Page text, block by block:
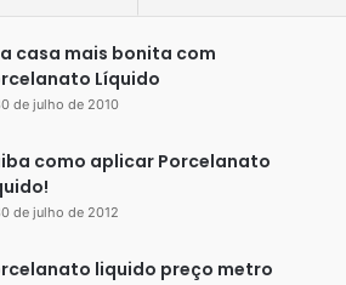
quarto bege –
final
casa mais bonita com
Líquido
de julho de 2010
como aplicar Porcelanato
de julho de 2012
liquido preço metro